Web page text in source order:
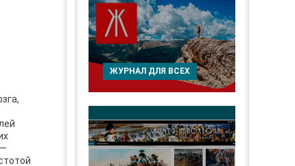
ЖУРНАЛ ДЛЯ ВСЕХ